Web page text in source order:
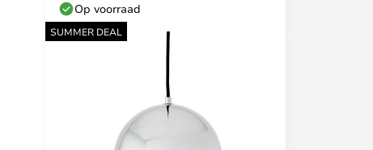
Op voorraad
SUMMER DEAL